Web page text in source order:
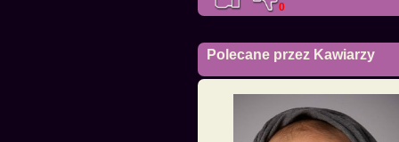
0
Polecane przez Kawiarzy